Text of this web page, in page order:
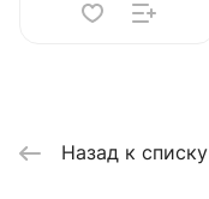
Назад к списку